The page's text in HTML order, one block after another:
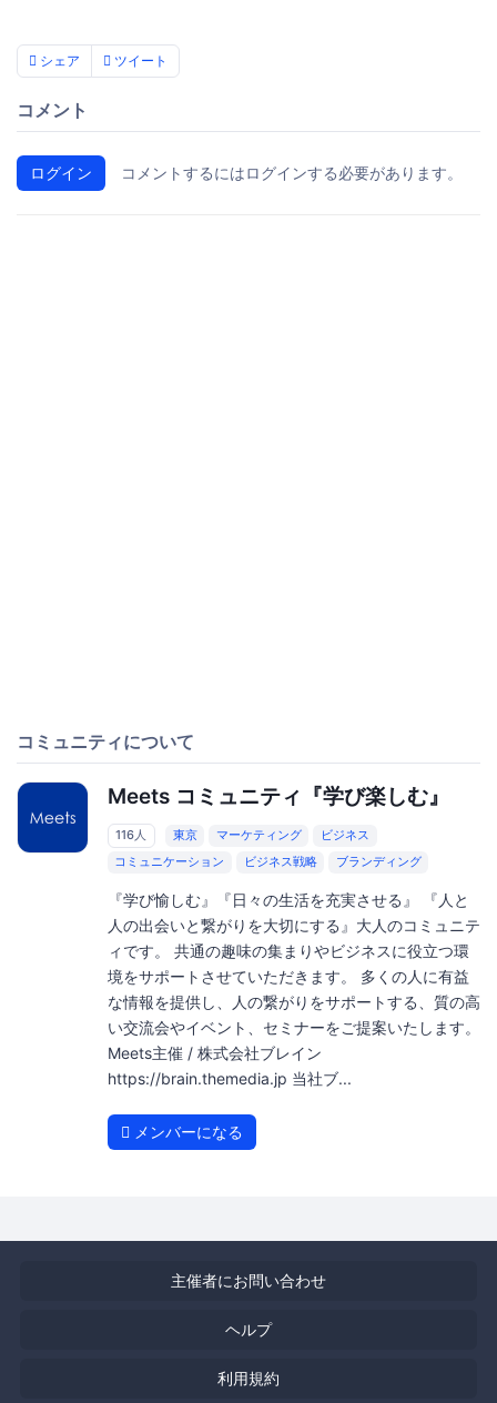
シェア ツイート
コメント
ログイン コメントするにはログインする必要があります。
コミュニティについて
Meets コミュニティ『学び楽しむ』
116人 東京 マーケティング
ビジネス
コミュニケーション
ビジネス戦略 ブランディング
『学び愉しむ』『日々の生活を充実させる』 『人と
人の出会いと繋がりを大切にする』大人のコミュニテ
ィです。 共通の趣味の集まりやビジネスに役立つ環
境をサポートさせていただきます。 多くの人に有益
な情報を提供し、人の繋がりをサポートする、質の高
い交流会やイベント、セミナーをご提案いたします。
Meets主催 / 株式会社ブレイン
https://brain.themedia.jp 当社ブ...
メンバーになる
主催者にお問い合わせ
ヘルプ
利用規約